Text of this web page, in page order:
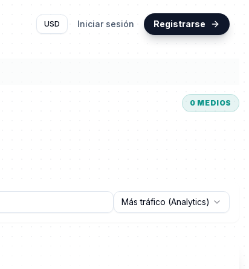
USD Iniciar sesión Registrarse
0 MEDIOS
Más tráfico (Analytics)